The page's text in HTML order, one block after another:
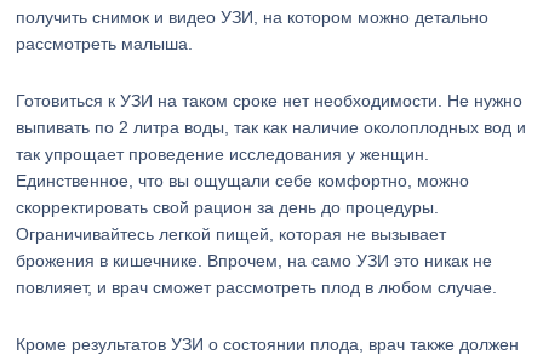
получить снимок и видео УЗИ, на котором можно детально
рассмотреть малыша.
Готовиться к УЗИ на таком сроке нет необходимости. Не нужно
выпивать по 2 литра воды, так как наличие околоплодных вод и
так упрощает проведение исследования у женщин.
Единственное, что вы ощущали себе комфортно, можно
скорректировать свой рацион за день до процедуры.
Ограничивайтесь легкой пищей, которая не вызывает
брожения в кишечнике. Впрочем, на само УЗИ это никак не
повлияет, и врач сможет рассмотреть плод в любом случае.
Кроме результатов УЗИ о состоянии плода, врач также должен